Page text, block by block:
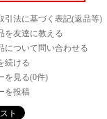
引法に基づく表記(返品等)
を友達に教える
について問い合わせる
続ける
を見る(0件)
を投稿